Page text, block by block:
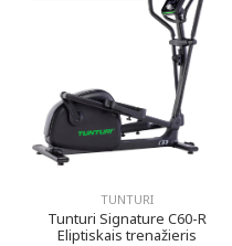
TUNTURI
Tunturi Signature C60-R
Eliptiskais trenažieris